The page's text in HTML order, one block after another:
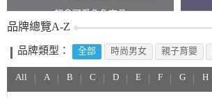
超多可愛角色商品
品牌總覽A-Z
品牌類型： 全部 時尚男女 親子育嬰
All A B C D E F G H